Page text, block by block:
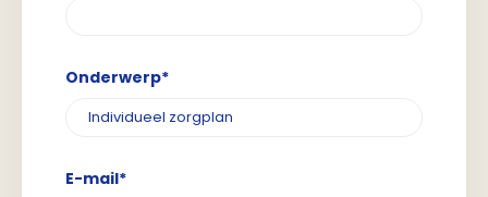
Onderwerp*
E-mail*